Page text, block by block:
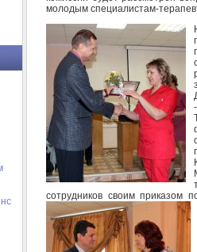
молодым специалистам-
сотрудников своим приказом